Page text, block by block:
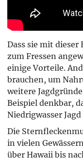
Dass sie mit dieser
zum Fressen
einige Vorteile.
brauchen, um
weitere
Beispiel denkbar,
Niedrigwasser
Die
in vielen
über Hawaii bis